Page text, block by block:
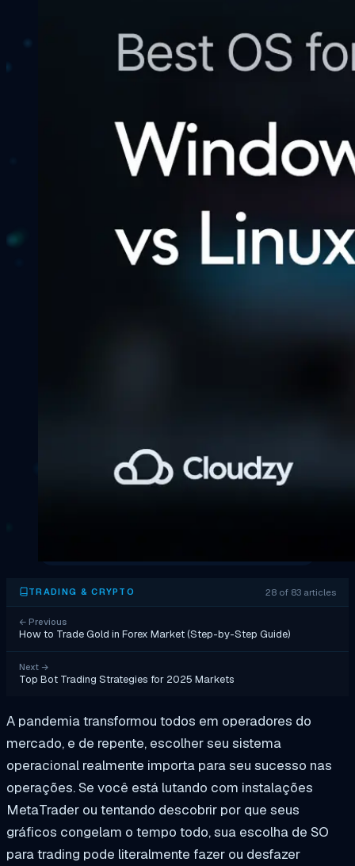
TRADING & CRYPTO 28 of 83 articles
← Previous
How to Trade Gold in Forex Market (Step-by-Step Guide)
Next →
Top Bot Trading Strategies for 2025 Markets
A pandemia transformou todos em operadores do
mercado, e de repente, escolher seu sistema
operacional realmente importa para seu sucesso nas
operações. Se você está lutando com instalações
MetaTrader ou tentando descobrir por que seus
gráficos congelam o tempo todo, sua escolha de SO
para trading pode literalmente fazer ou desfazer